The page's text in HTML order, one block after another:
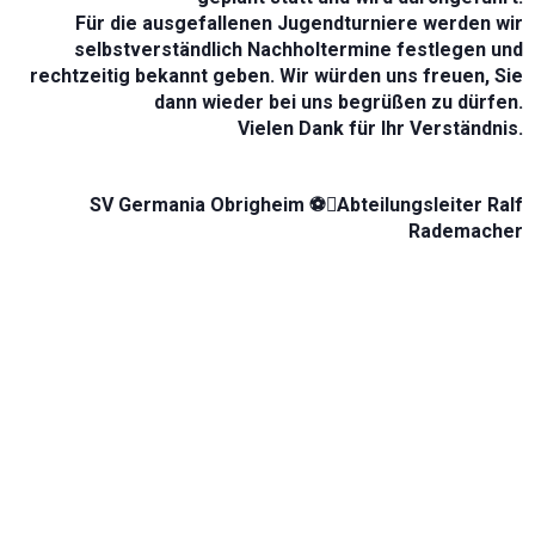
Für die ausgefallenen Jugendturniere werden wir
selbstverständlich Nachholtermine festlegen und
rechtzeitig bekannt geben. Wir würden uns freuen, Sie
dann wieder bei uns begrüßen zu dürfen.
Vielen Dank für Ihr Verständnis.
SV Germania Obrigheim ⚽️Abteilungsleiter Ralf
Rademacher